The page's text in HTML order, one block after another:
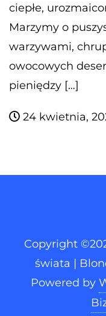
ciepłe,
Marzymy o
warzywami,
owocowych
pieniędzy […]
24 kwietnia,
Copyright
świata |
Powered by